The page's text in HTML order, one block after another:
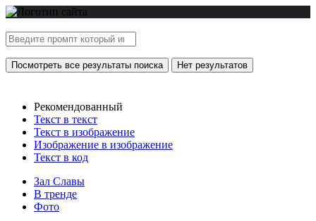
Посмотреть все результаты поиска Нет результатов
Рекомендованный
Текст в текст
Текст в изображение
Изображение в изображение
Текст в код
Зал Славы
В тренде
Фото